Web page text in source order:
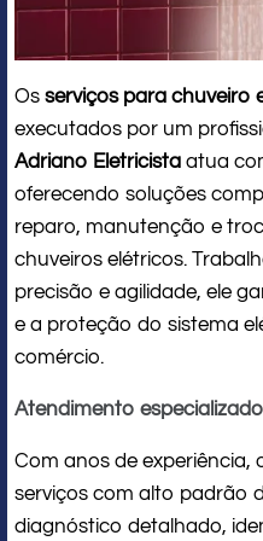
Os serviços para chuveiro
executados por um
Adriano Eletricista atua
oferecendo soluções
reparo, manutenção e
chuveiros elétricos.
precisão e agilidade, ele
e a proteção do sistema
comércio.
Atendimento
Com anos de experiência,
serviços com alto padrão
diagnóstico detalhado,